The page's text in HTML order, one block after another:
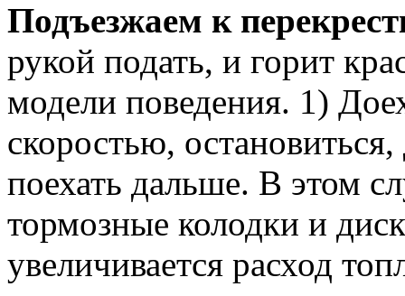
Подъезжаем к
рукой подать, и горит
модели поведения. 1)
скоростью,
поехать дальше. В этом
тормозные колодки и
увеличивается расход